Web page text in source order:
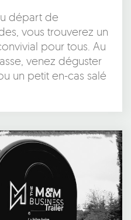
départ de
vous trouverez un
pour tous. Au
venez déguster
un petit en-cas salé